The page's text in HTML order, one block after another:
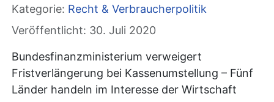
Kategorie: Recht & Verbraucherpolitik
Veröffentlicht: 30. Juli 2020
Bundesfinanzministerium verweigert
Fristverlängerung bei Kassenumstellung – Fünf
Länder handeln im Interesse der Wirtschaft